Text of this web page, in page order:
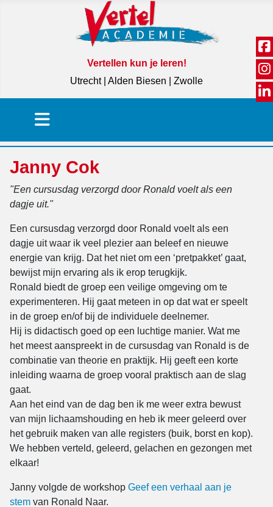
Vertellen kun je leren!
Utrecht | Alden Biesen | Zwolle
Janny Cok
"Een cursusdag verzorgd door Ronald voelt als een
dagje uit."
Een cursusdag verzorgd door Ronald voelt als een
dagje uit waar ik veel plezier aan beleef en nieuwe
energie van krijg. Dat het niet om een ‘pretpakket’ gaat,
bewijst mijn ervaring als ik erop terugkijk.
Ronald biedt de groep een veilige omgeving om te
experimenteren. Hij gaat meteen in op dat wat er speelt
in de groep en/of bij de individuele deelnemer.
Hij is didactisch goed op een luchtige manier. Wat me
het meest aanspreekt in de cursusdag van Ronald is de
combinatie van theorie en praktijk. Hij geeft een korte
inleiding waarna de groep vooral praktisch aan de slag
gaat.
Aan het eind van de dag ben ik me weer extra bewust
van mijn lichaamshouding en heb ik meer geleerd over
het gebruik maken van alle registers (buik, borst en kop).
We hebben verteld, geleerd, gelachen en gezongen met
elkaar!
Janny volgde de workshop Geef een verhaal aan je
stem van Ronald Naar.